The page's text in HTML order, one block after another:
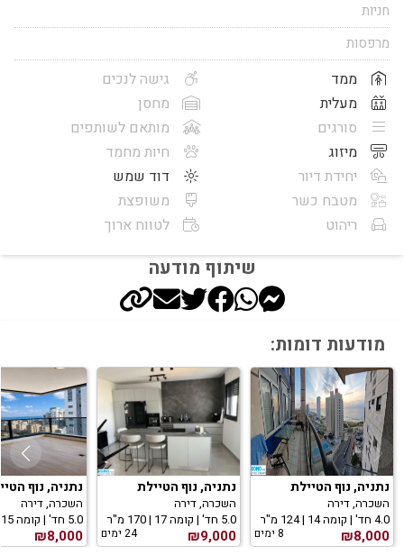
חניות
מרפסות
ממד
מעלית
סורגים
מיזוג
יחידת דיור
מטבח כשר
ריהוט
גישה לנכים
מחסן
מותאם לשותפים
חיות מחמד
דוד שמש
משופצת
לטווח ארוך
שיתוף מודעה
מודעות דומות:
נתניה, נוף הטיילת
השכרה, דירה
4.0 חד' | קומה 14 | 124 מ"ר
₪8,000 8 ימים
נתניה, נוף הטיילת
השכרה, דירה
5.0 חד' | קומה 17 | 170 מ"ר
₪9,000 24 ימים
נתניה, נוף
השכרה, דירה
5.0 חד' | קומה 15 | 130 מ"ר
₪8,000